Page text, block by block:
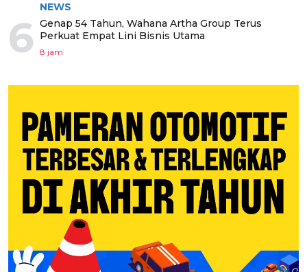
6
NEWS
Genap 54 Tahun, Wahana Artha Group Terus
Perkuat Empat Lini Bisnis Utama
8 jam